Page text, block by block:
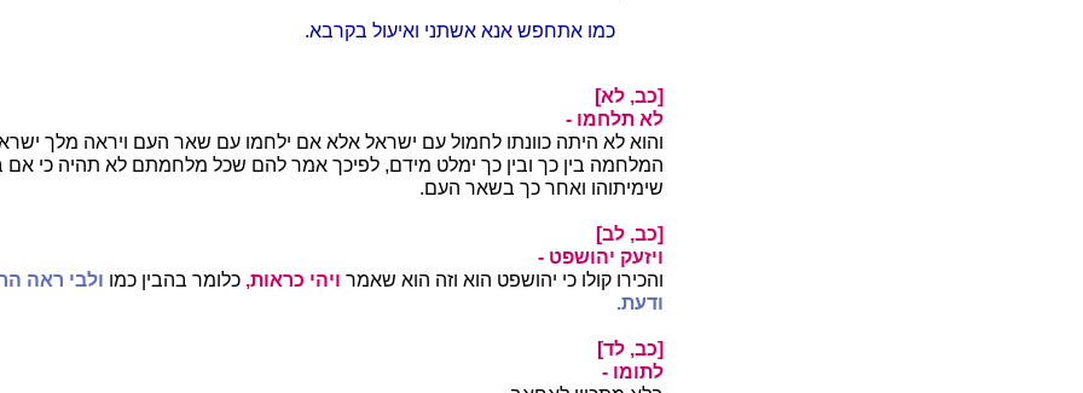
כמו אתחפש אנא אשתני ואיעול בקרבא.
[כב, לא]
לא תלחמו -
והוא לא היתה כוונתו לחמול עם ישראל אלא אם ילחמו עם שאר העם ויראה מלך
המלחמה בין כך ובין כך ימלט מידם, לפיכך אמר להם שכל מלחמתם לא תהיה כי אם
שימיתוהו ואחר כך בשאר העם.
[כב, לב]
ויזעק יהושפט -
והכירו קולו כי יהושפט הוא וזה הוא שאמר ויהי כראות, כלומר בהבין כמו ולבי ראה
ודעת.
[כב, לד]
לתומו -